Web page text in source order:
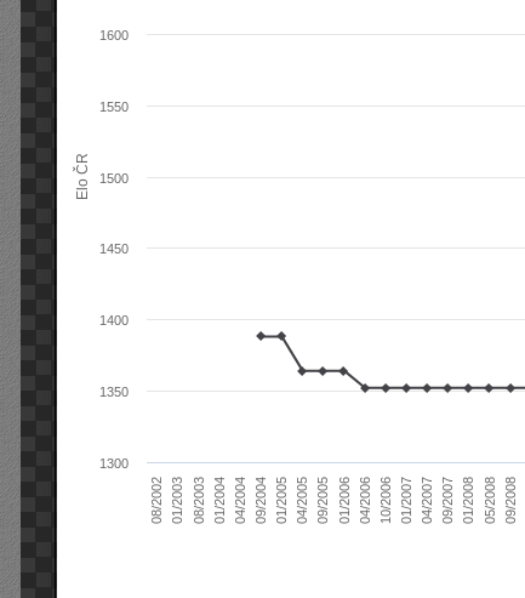
Elo ČR
08/2002 01/2003 08/2003 01/2004 04/2004 09/2004 01/2005 04/2005 09/2005 01/2006 04/2006 10/2006 01/2007 04/2007 09/2007 01/2008 05/2008 09/2008
1300
1350
1400
1450
1500
1550
1600